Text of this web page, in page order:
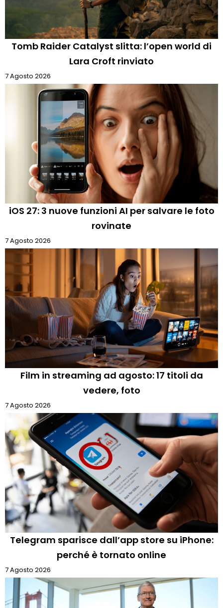
Tomb Raider Catalyst slitta: l’open world di
Lara Croft rinviato
7 Agosto 2026
iOS 27: 3 nuove funzioni AI per salvare le foto
rovinate
7 Agosto 2026
Film in streaming ad agosto: 17 titoli da
vedere, foto
7 Agosto 2026
Telegram sparisce dall’app store su iPhone:
perché è tornato online
7 Agosto 2026